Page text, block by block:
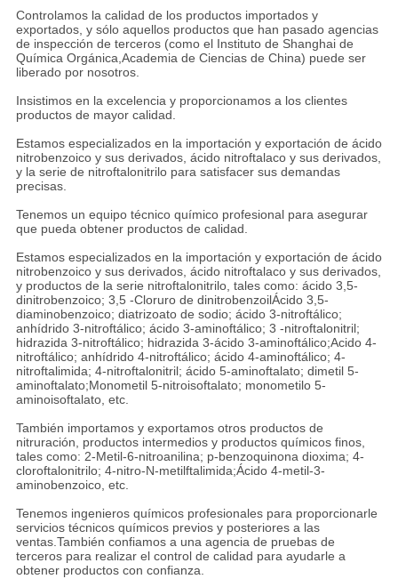
Controlamos la calidad de los productos importados y
exportados, y sólo aquellos productos que han pasado agencias
de inspección de terceros (como el Instituto de Shanghai de
Química Orgánica,Academia de Ciencias de China) puede ser
liberado por nosotros.
Insistimos en la excelencia y proporcionamos a los clientes
productos de mayor calidad.
Estamos especializados en la importación y exportación de ácido
nitrobenzoico y sus derivados, ácido nitroftalaco y sus derivados,
y la serie de nitroftalonitrilo para satisfacer sus demandas
precisas.
Tenemos un equipo técnico químico profesional para asegurar
que pueda obtener productos de calidad.
Estamos especializados en la importación y exportación de ácido
nitrobenzoico y sus derivados, ácido nitroftalaco y sus derivados,
y productos de la serie nitroftalonitrilo, tales como: ácido 3,5-
dinitrobenzoico; 3,5 -Cloruro de dinitrobenzoilÁcido 3,5-
diaminobenzoico; diatrizoato de sodio; ácido 3-nitroftálico;
anhídrido 3-nitroftálico; ácido 3-aminoftálico; 3 -nitroftalonitril;
hidrazida 3-nitroftálico; hidrazida 3-ácido 3-aminoftálico;Acido 4-
nitroftálico; anhídrido 4-nitroftálico; ácido 4-aminoftálico; 4-
nitroftalimida; 4-nitroftalonitril; ácido 5-aminoftalato; dimetil 5-
aminoftalato;Monometil 5-nitroisoftalato; monometilo 5-
aminoisoftalato, etc.
También importamos y exportamos otros productos de
nitruración, productos intermedios y productos químicos finos,
tales como: 2-Metil-6-nitroanilina; p-benzoquinona dioxima; 4-
cloroftalonitrilo; 4-nitro-N-metilftalimida;Ácido 4-metil-3-
aminobenzoico, etc.
Tenemos ingenieros químicos profesionales para proporcionarle
servicios técnicos químicos previos y posteriores a las
ventas.También confiamos a una agencia de pruebas de
terceros para realizar el control de calidad para ayudarle a
obtener productos con confianza.